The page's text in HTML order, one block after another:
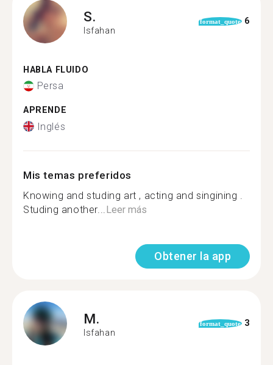
S.
Isfahan
format_quote 6
HABLA FLUIDO
Persa
APRENDE
Inglés
Mis temas preferidos
Knowing and studing art , acting and singining .
Studing another... Leer más
Obtener la app
M.
Isfahan
format_quote 3